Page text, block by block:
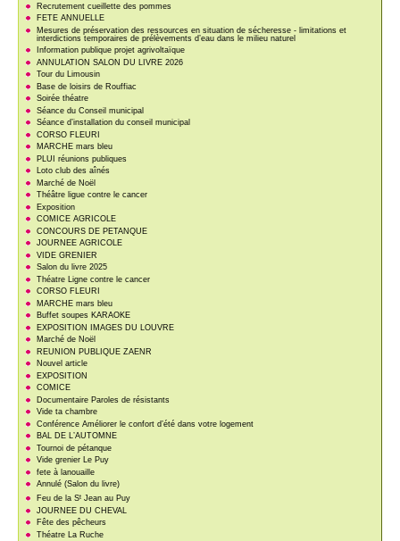
Recrutement cueillette des pommes
FETE ANNUELLE
Mesures de préservation des ressources en situation de sécheresse - limitations et
interdictions temporaires de prélèvements d’eau dans le milieu naturel
Information publique projet agrivoltaïque
ANNULATION SALON DU LIVRE 2026
Tour du Limousin
Base de loisirs de Rouffiac
Soirée théatre
Séance du Conseil municipal
Séance d’installation du conseil municipal
CORSO FLEURI
MARCHE mars bleu
PLUI réunions publiques
Loto club des aînés
Marché de Noël
Théâtre ligue contre le cancer
Exposition
COMICE AGRICOLE
CONCOURS DE PETANQUE
JOURNEE AGRICOLE
VIDE GRENIER
Salon du livre 2025
Théatre Ligne contre le cancer
CORSO FLEURI
MARCHE mars bleu
Buffet soupes KARAOKE
EXPOSITION IMAGES DU LOUVRE
Marché de Noël
REUNION PUBLIQUE ZAENR
Nouvel article
EXPOSITION
COMICE
Documentaire Paroles de résistants
Vide ta chambre
Conférence Améliorer le confort d’été dans votre logement
BAL DE L’AUTOMNE
Tournoi de pétanque
Vide grenier Le Puy
fete à lanouaille
Annulé (Salon du livre)
Feu de la St Jean au Puy
JOURNEE DU CHEVAL
Fête des pêcheurs
Théatre La Ruche